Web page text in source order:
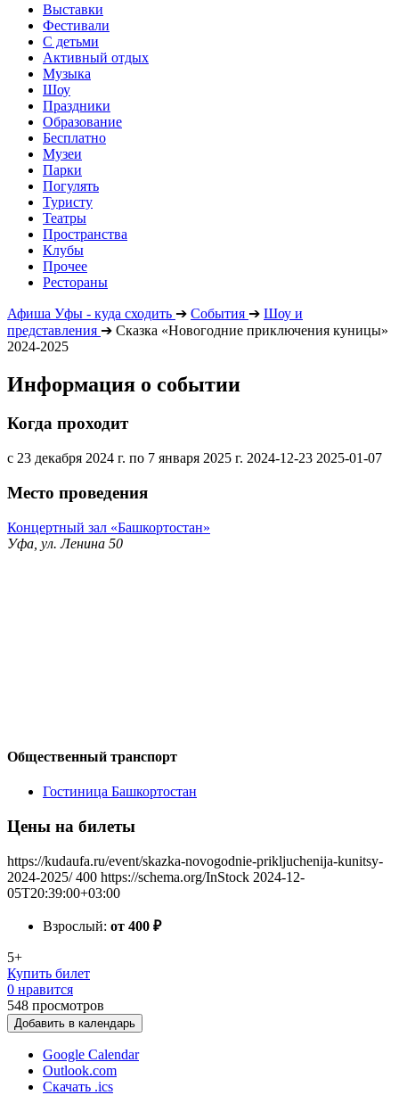
Выставки
Фестивали
С детьми
Активный отдых
Музыка
Шоу
Праздники
Образование
Бесплатно
Музеи
Парки
Погулять
Туристу
Театры
Пространства
Клубы
Прочее
Рестораны
Афиша Уфы - куда сходить ➔ События ➔ Шоу и
представления ➔ Сказка «Новогодние приключения куницы»
2024-2025
Информация о событии
Когда проходит
с 23 декабря 2024 г. по 7 января 2025 г. 2024-12-23 2025-01-07
Место проведения
Концертный зал «Башкортостан»
Уфа, ул. Ленина 50
Общественный транспорт
Гостиница Башкортостан
Цены на билеты
https://kudaufa.ru/event/skazka-novogodnie-prikljuchenija-kunitsy-
2024-2025/ 400 https://schema.org/InStock 2024-12-
05T20:39:00+03:00
Взрослый: от 400 ₽
5+
Купить билет
0 нравится
548 просмотров
Добавить в календарь
Google Calendar
Outlook.com
Скачать .ics